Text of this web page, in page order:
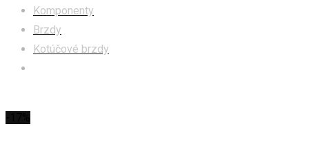
Komponenty
Brzdy
Kotúčové brzdy